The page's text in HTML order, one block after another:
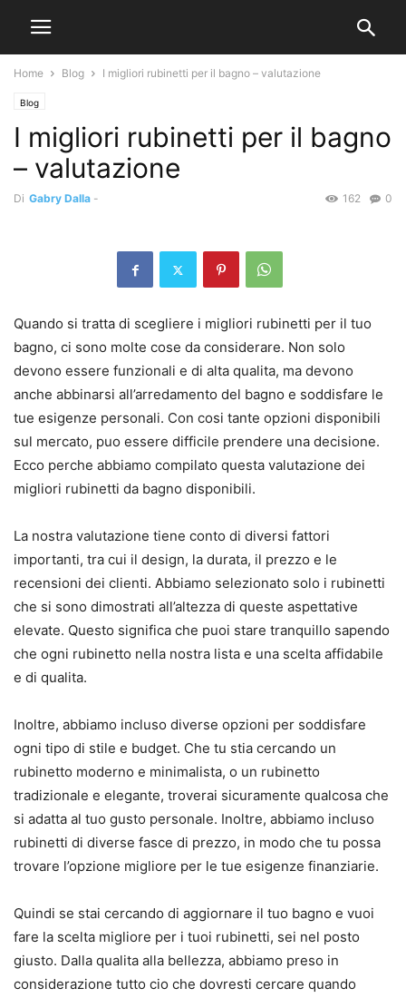
Home Blog I migliori rubinetti per il bagno – valutazione
Blog
I migliori rubinetti per il bagno
– valutazione
Di Gabry Dalla - 0
162
Quando si tratta di scegliere i migliori rubinetti per il tuo
bagno, ci sono molte cose da considerare. Non solo
devono essere funzionali e di alta qualita, ma devono
anche abbinarsi all’arredamento del bagno e soddisfare le
tue esigenze personali. Con cosi tante opzioni disponibili
sul mercato, puo essere difficile prendere una decisione.
Ecco perche abbiamo compilato questa valutazione dei
migliori rubinetti da bagno disponibili.
La nostra valutazione tiene conto di diversi fattori
importanti, tra cui il design, la durata, il prezzo e le
recensioni dei clienti. Abbiamo selezionato solo i rubinetti
che si sono dimostrati all’altezza di queste aspettative
elevate. Questo significa che puoi stare tranquillo sapendo
che ogni rubinetto nella nostra lista e una scelta affidabile
e di qualita.
Inoltre, abbiamo incluso diverse opzioni per soddisfare
ogni tipo di stile e budget. Che tu stia cercando un
rubinetto moderno e minimalista, o un rubinetto
tradizionale e elegante, troverai sicuramente qualcosa che
si adatta al tuo gusto personale. Inoltre, abbiamo incluso
rubinetti di diverse fasce di prezzo, in modo che tu possa
trovare l’opzione migliore per le tue esigenze finanziarie.
Quindi se stai cercando di aggiornare il tuo bagno e vuoi
fare la scelta migliore per i tuoi rubinetti, sei nel posto
giusto. Dalla qualita alla bellezza, abbiamo preso in
considerazione tutto cio che dovresti cercare quando